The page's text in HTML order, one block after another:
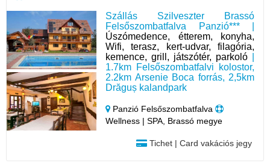
Szállás Szilveszter Brassó
Felsőszombatfalva Panzió*** |
Úszómedence, étterem, konyha,
Wifi, terasz, kert-udvar, filagória,
kemence, grill, játszótér, parkoló
1.7km Felsőszombatfalvi kolostor,
2.2km Arsenie Boca forrás, 2,5km
Drăguș kalandpark
Panzió Felsőszombatfalva
Wellness | SPA, Brassó megye
Tichet | Card vakációs jegy